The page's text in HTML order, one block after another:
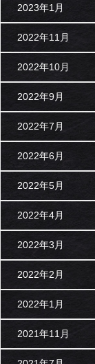
2023年1月
2022年11月
2022年10月
2022年9月
2022年7月
2022年6月
2022年5月
2022年4月
2022年3月
2022年2月
2022年1月
2021年11月